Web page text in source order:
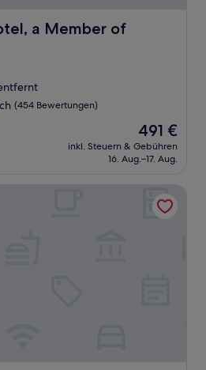
a Member of
Member of Design Hotels
(454 Bewertungen)
Der
Preis
beträgt
491 €
inkl. Steuern & Gebühren
16. Aug.–17. Aug.
Austin Downtown/Convention